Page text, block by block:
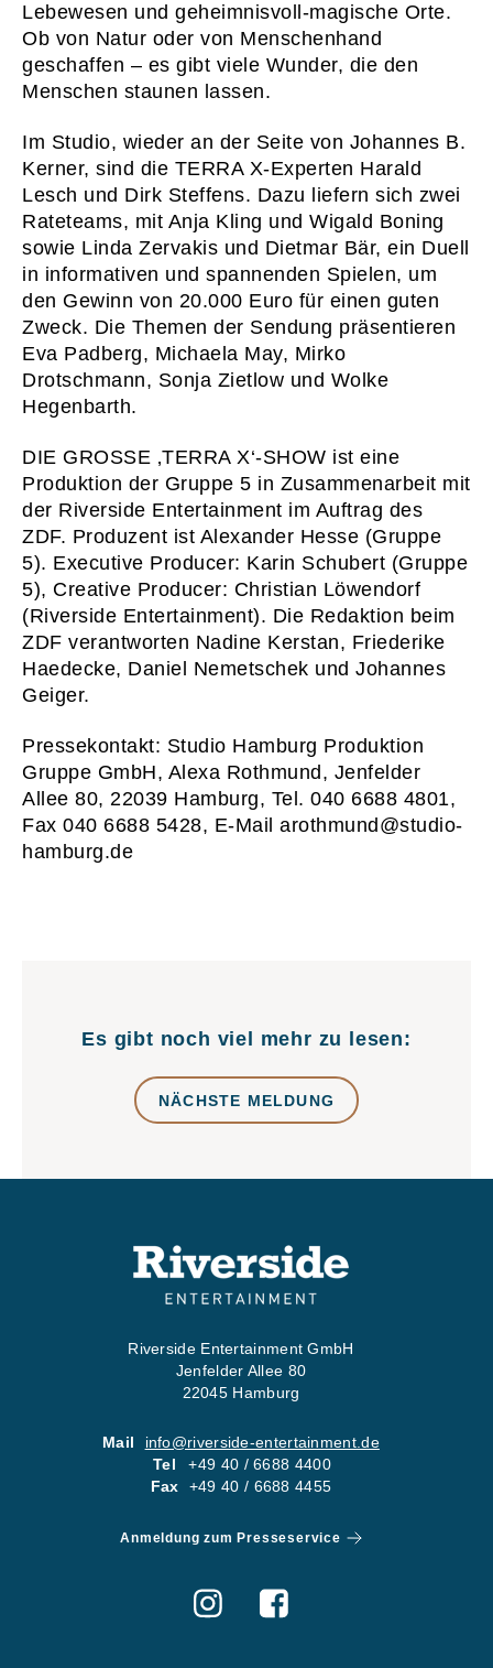
Lebewesen und geheimnisvoll-magische Orte.
Ob von Natur oder von Menschenhand
geschaffen – es gibt viele Wunder, die den
Menschen staunen lassen.
Im Studio, wieder an der Seite von Johannes B.
Kerner, sind die TERRA X-Experten Harald
Lesch und Dirk Steffens. Dazu liefern sich zwei
Rateteams, mit Anja Kling und Wigald Boning
sowie Linda Zervakis und Dietmar Bär, ein Duell
in informativen und spannenden Spielen, um
den Gewinn von 20.000 Euro für einen guten
Zweck. Die Themen der Sendung präsentieren
Eva Padberg, Michaela May, Mirko
Drotschmann, Sonja Zietlow und Wolke
Hegenbarth.
DIE GROSSE ‚TERRA X‘-SHOW ist eine
Produktion der Gruppe 5 in Zusammenarbeit mit
der Riverside Entertainment im Auftrag des
ZDF. Produzent ist Alexander Hesse (Gruppe
5). Executive Producer: Karin Schubert (Gruppe
5), Creative Producer: Christian Löwendorf
(Riverside Entertainment). Die Redaktion beim
ZDF verantworten Nadine Kerstan, Friederike
Haedecke, Daniel Nemetschek und Johannes
Geiger.
Pressekontakt: Studio Hamburg Produktion
Gruppe GmbH, Alexa Rothmund, Jenfelder
Allee 80, 22039 Hamburg, Tel. 040 6688 4801,
Fax 040 6688 5428, E-Mail arothmund@studio-
hamburg.de
Es gibt noch viel mehr zu lesen:
NÄCHSTE MELDUNG
Riverside Entertainment GmbH
Jenfelder Allee 80
22045 Hamburg
Mail
info@riverside-entertainment.de
Tel
+49 40 / 6688 4400
Fax
+49 40 / 6688 4455
Anmeldung zum Presseservice
01 START
02 WAS
03 WER
04
05